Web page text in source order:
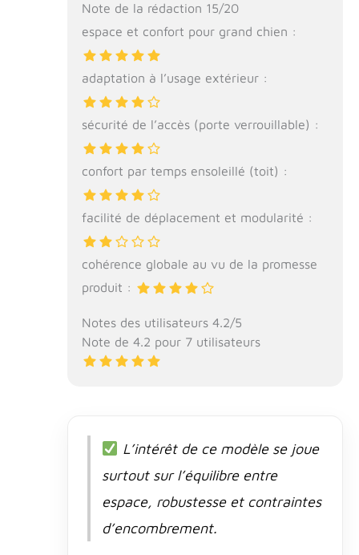
Note de la rédaction 15/20
espace et confort pour grand chien :
adaptation à l’usage extérieur :
sécurité de l’accès (porte verrouillable) :
confort par temps ensoleillé (toit) :
facilité de déplacement et modularité :
cohérence globale au vu de la promesse
produit :
Notes des utilisateurs 4.2/5
Note de 4.2 pour 7 utilisateurs
L’intérêt de ce modèle se joue
surtout sur l’équilibre entre
espace, robustesse et contraintes
d’encombrement.